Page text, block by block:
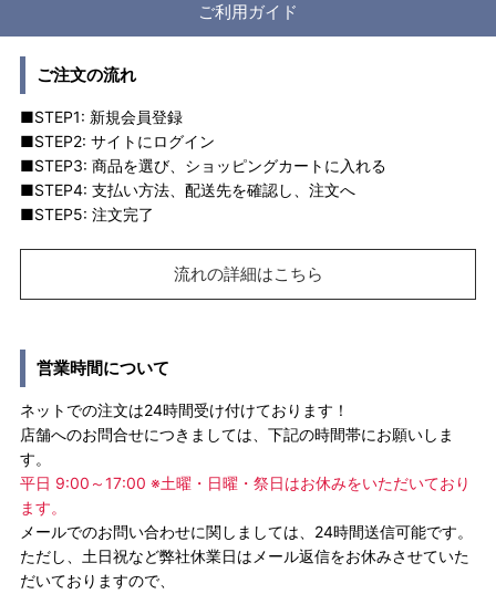
ご利用ガイド
ご注文の流れ
■STEP1: 新規会員登録
■STEP2: サイトにログイン
■STEP3: 商品を選び、ショッピングカートに入れる
■STEP4: 支払い方法、配送先を確認し、注文へ
■STEP5: 注文完了
流れの詳細はこちら
営業時間について
ネットでの注文は24時間受け付けております！
店舗へのお問合せにつきましては、下記の時間帯にお願いしま
す。
平日 9:00～17:00 ※土曜・日曜・祭日はお休みをいただいており
ます。
メールでのお問い合わせに関しましては、24時間送信可能です。
ただし、土日祝など弊社休業日はメール返信をお休みさせていた
だいておりますので、